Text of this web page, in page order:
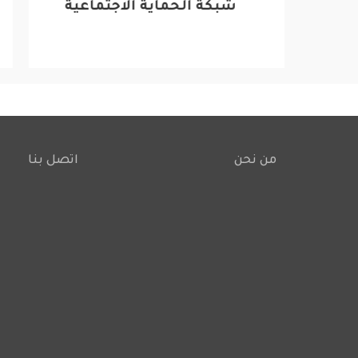
شبكة الحماية الاجتماعية
Footer
من نحن اتصل بنا